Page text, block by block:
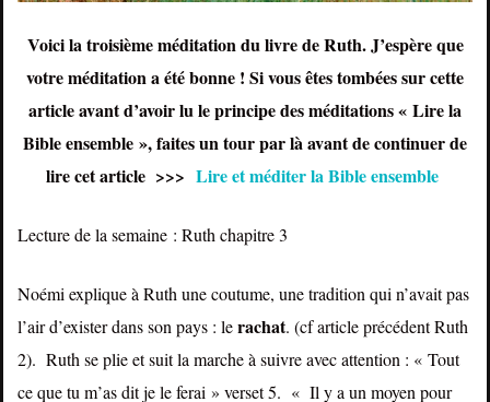
Voici la troisième méditation du livre de Ruth. J’espère que
votre méditation a été bonne ! Si vous êtes tombées sur cette
article avant d’avoir lu le principe des méditations « Lire la
Bible ensemble », faites un tour par là avant de continuer de
lire cet article >>> Lire et méditer la Bible ensemble
Lecture de la semaine : Ruth chapitre 3
Noémi explique à Ruth une coutume, une tradition qui n’avait pas
l’air d’exister dans son pays : lerachat. (cf article précédent Ruth
2). Ruth se plie et suit la marche à suivre avec attention : « Tout
ce que tu m’as dit je le ferai » verset 5. « Il y a un moyen pour